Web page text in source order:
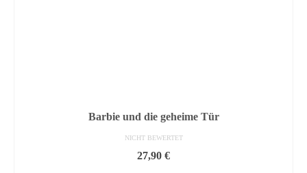
Barbie und die geheime Tür
NICHT BEWERTET
27,90 €